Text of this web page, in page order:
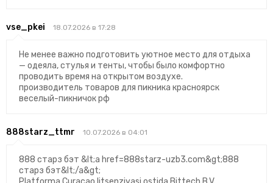
vse_pkei 18.07.2026 в 17:28
Не менее важно подготовить уютное место для отдыха
— одеяла, стулья и тенты, чтобы было комфортно
проводить время на открытом воздухе.
производитель товаров для пикника красноярск
веселый-пикничок рф
888starz_ttmr 10.07.2026 в 04:01
888 старз бэт &lt;a href=888starz-uzb3.com&gt;888
старз бэт&lt;/a&gt;